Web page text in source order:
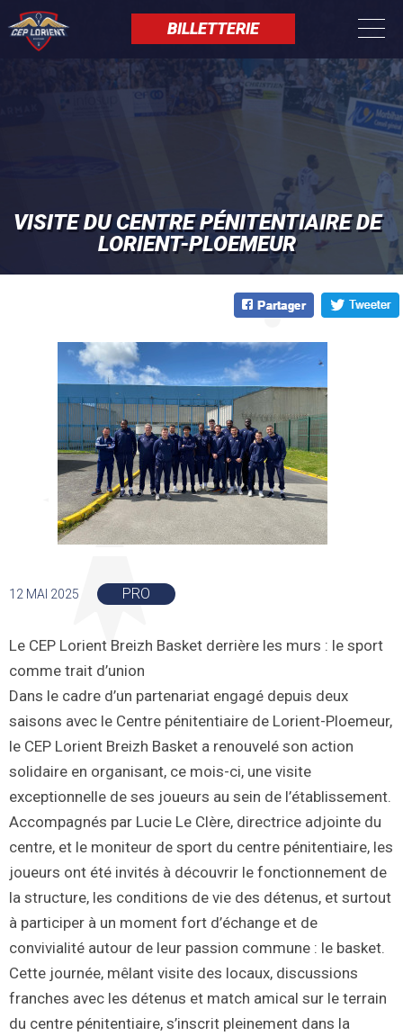
au
contenu
principal
BILLETTERIE
VISITE DU CENTRE PÉNITENTIAIRE DE
LORIENT-PLOEMEUR
12 MAI 2025 PRO
Le CEP Lorient Breizh Basket derrière les murs : le sport
comme trait d’union
Dans le cadre d’un partenariat engagé depuis deux
saisons avec le Centre pénitentiaire de Lorient-Ploemeur,
le CEP Lorient Breizh Basket a renouvelé son action
solidaire en organisant, ce mois-ci, une visite
exceptionnelle de ses joueurs au sein de l’établissement.
Accompagnés par Lucie Le Clère, directrice adjointe du
centre, et le moniteur de sport du centre pénitentiaire, les
joueurs ont été invités à découvrir le fonctionnement de
la structure, les conditions de vie des détenus, et surtout
à participer à un moment fort d’échange et de
convivialité autour de leur passion commune : le basket.
Cette journée, mêlant visite des locaux, discussions
franches avec les détenus et match amical sur le terrain
du centre pénitentiaire, s’inscrit pleinement dans la
Panneau de gestion des cookies